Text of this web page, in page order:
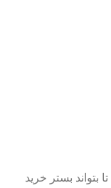
بتواند بستر خرید